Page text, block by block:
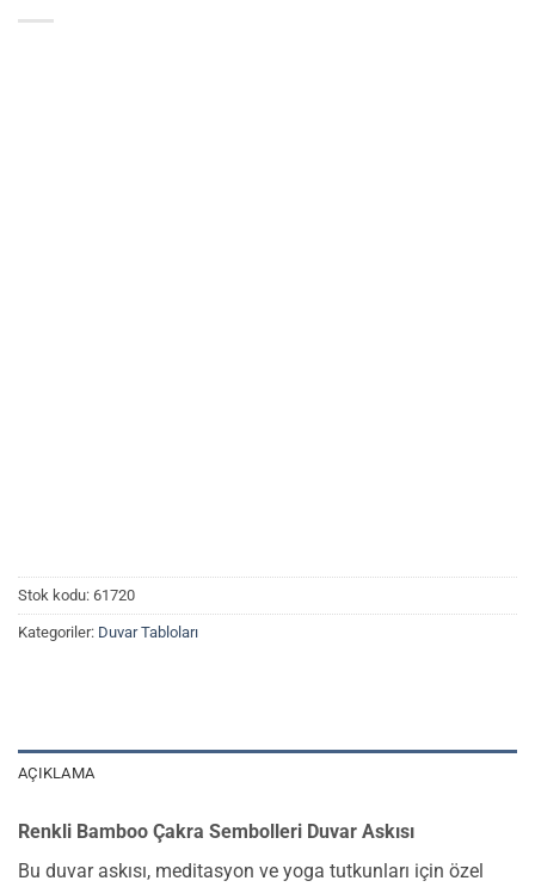
Stok kodu: 61720
Kategoriler: Duvar Tabloları
AÇIKLAMA
Renkli Bamboo Çakra Sembolleri Duvar Askısı
Bu duvar askısı, meditasyon ve yoga tutkunları için özel